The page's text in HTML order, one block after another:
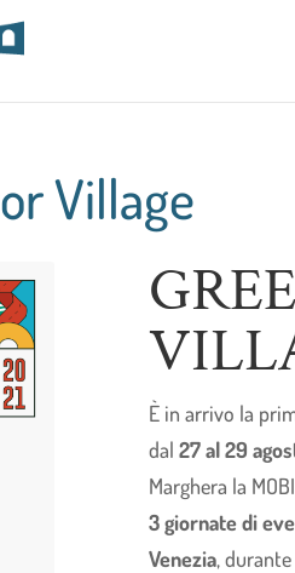
Village
È in arrivo la
dal27 al 29
Marghera la
3 giornate di
Venezia,